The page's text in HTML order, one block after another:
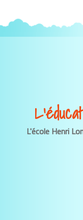
L'école Henri